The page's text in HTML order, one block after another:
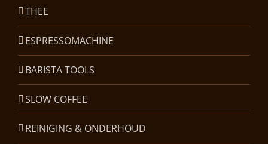
THEE
ESPRESSOMACHINE
BARISTA TOOLS
SLOW COFFEE
REINIGING & ONDERHOUD